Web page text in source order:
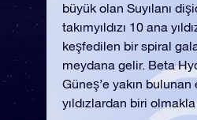
büyük olan Suyılanı
takımyıldızı 10 ana
keşfedilen bir spiral
meydana gelir. Beta
Güneş’e yakın bulunan
yıldızlardan biri